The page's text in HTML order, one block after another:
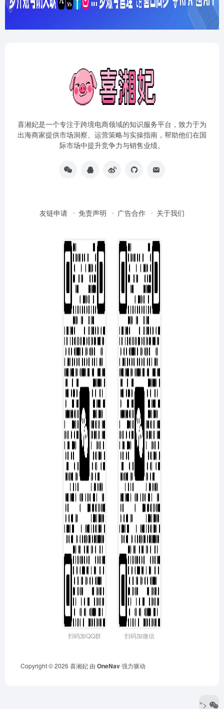
喜湘妃是一个专注于跨境电商领域的知识服务平台，致力于为
出海商家提供市场洞察、运营策略与实操指南，帮助他们在国
际市场中提升竞争力与销售业绩。
友链申请 免责声明 广告合作 关于我们
扫码加QQ群 扫码加微信
Copyright © 2026 喜湘妃 由 OneNav强力驱动
">